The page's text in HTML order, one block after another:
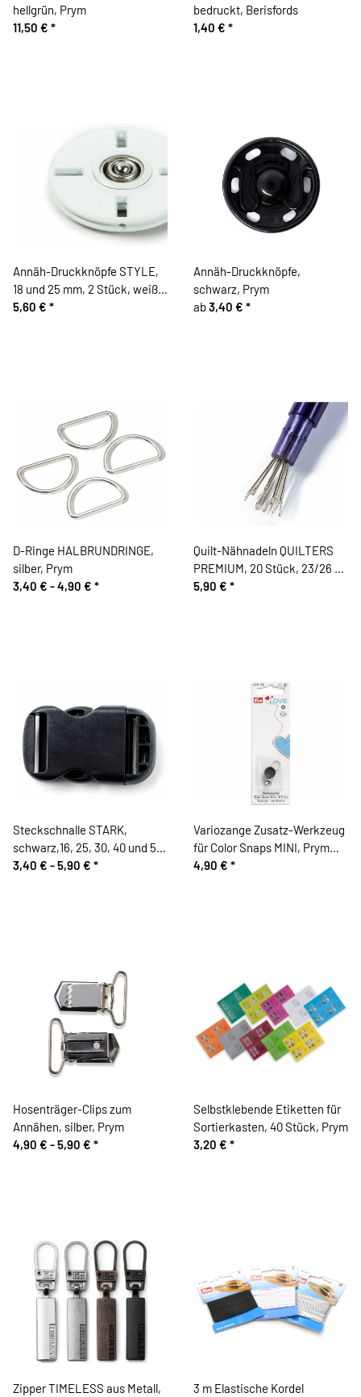
hellgrün, Prym
11,50 € *
bedruckt, Berisfords
1,40 € *
Annäh-Druckknöpfe STYLE,
18 und 25 mm, 2 Stück, weiß,
Prym
5,60 € *
Annäh-Druckknöpfe,
schwarz, Prym
ab3,40 € *
D-Ringe HALBRUNDRINGE,
silber, Prym
3,40 € -4,90 € *
Quilt-Nähnadeln QUILTERS
PREMIUM, 20 Stück, 23/26 x
0,58/0,6 mm
5,90 € *
Steckschnalle STARK,
schwarz,16, 25, 30, 40 und 50
mm, Prym
3,40 € -5,90 € *
Variozange Zusatz-Werkzeug
für Color Snaps MINI, Prym
Love
4,90 € *
Hosenträger-Clips zum
Annähen, silber, Prym
4,90 € -5,90 € *
Selbstklebende Etiketten für
Sortierkasten, 40 Stück, Prym
3,20 € *
Zipper TIMELESS aus Metall,
3 m Elastische Kordel